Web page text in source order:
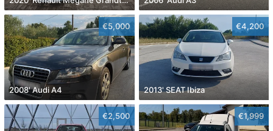
€5,000
2008' Audi A4
€4,200
2013' SEAT Ibiza
€2,500 €1,999